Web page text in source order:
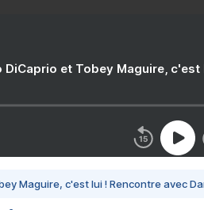
DiCaprio et Tobey Maguire,
Maguire, c'est lui ! Rencontre avec